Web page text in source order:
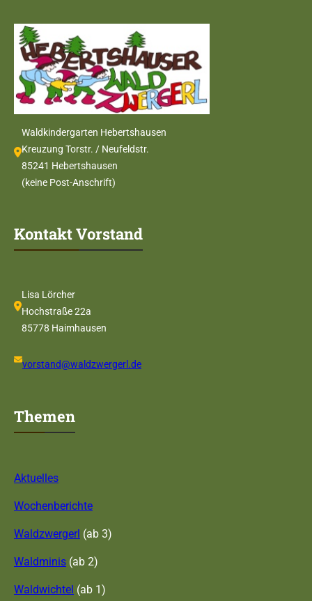
Waldkindergarten Hebertshausen
Kreuzung Torstr. / Neufeldstr.
85241 Hebertshausen
(keine Post-Anschrift)
Kontakt Vorstand
Lisa Lörcher
Hochstraße 22a
85778 Haimhausen
vorstand@waldzwergerl.de
Themen
Aktuelles
Wochenberichte
Waldzwergerl (ab 3)
Waldminis (ab 2)
Waldwichtel (ab 1)